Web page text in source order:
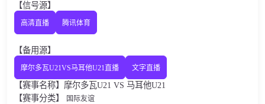
【信号源】
高清直播 腾讯体育
【备用源】
摩尔多瓦U21VS马耳他U21直播 文字直播
【赛事名称】摩尔多瓦U21 VS 马耳他U21
【赛事分类】
国际友谊